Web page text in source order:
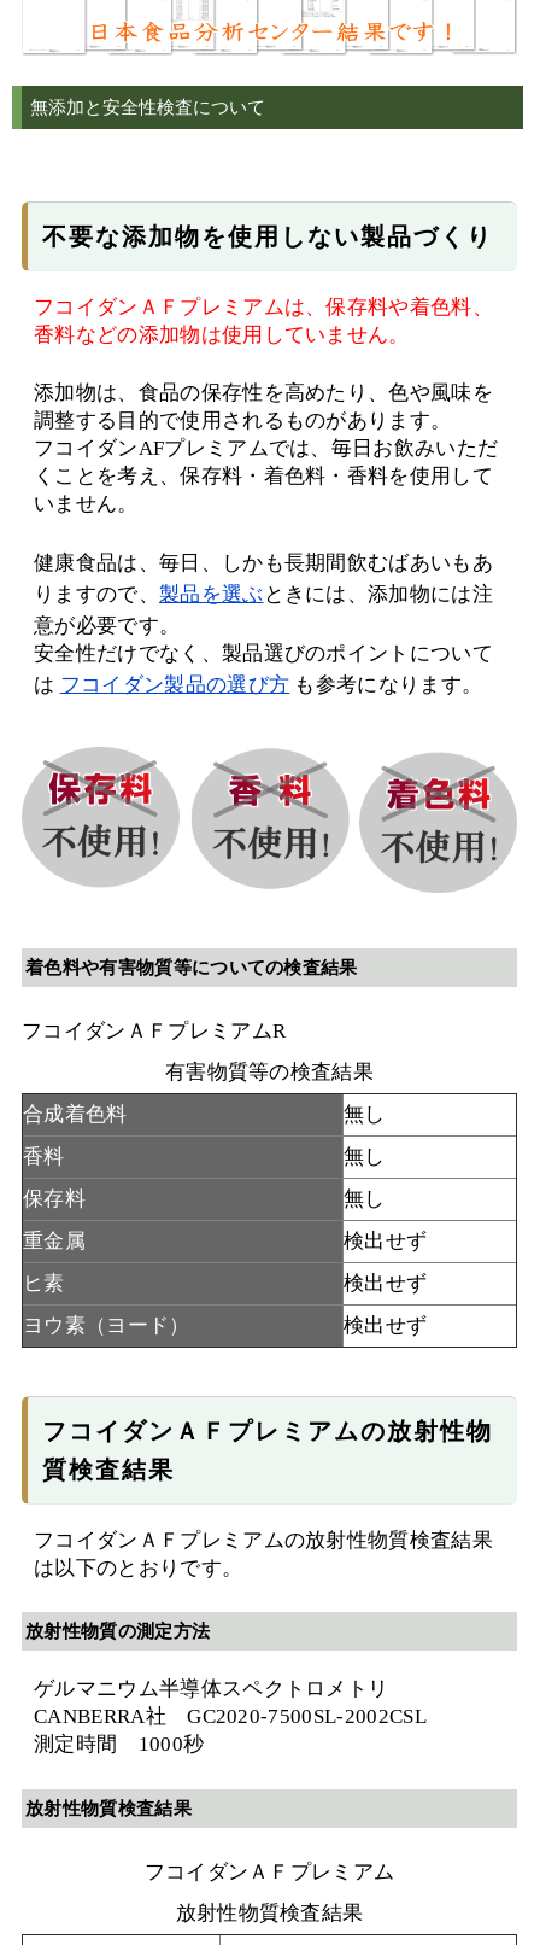
無添加と安全性検査について
不要な添加物を使用しない製品づくり
フコイダンＡＦプレミアムは、保存料や着色料、
香料などの添加物は使用していません。
添加物は、食品の保存性を高めたり、色や風味を
調整する目的で使用されるものがあります。
フコイダンAFプレミアムでは、毎日お飲みいただ
くことを考え、保存料・着色料・香料を使用して
いません。
健康食品は、毎日、しかも長期間飲むばあいもあ
りますので、 製品を選ぶ ときには、添加物には注
意が必要です。
安全性だけでなく、製品選びのポイントについて
は フコイダン製品の選び方 も参考になります。
着色料や有害物質等についての検査結果
フコイダンＡＦプレミアムR
有害物質等の検査結果
合成着色料
無し
香料
無し
保存料
無し
重金属
検出せず
ヒ素
検出せず
ヨウ素（ヨード）
検出せず
フコイダンＡＦプレミアムの放射性物
質検査結果
フコイダンＡＦプレミアムの放射性物質検査結果
は以下のとおりです。
放射性物質の測定方法
ゲルマニウム半導体スペクトロメトリ
CANBERRA社 GC2020-7500SL-2002CSL
測定時間 1000秒
放射性物質検査結果
フコイダンＡＦプレミアム
放射性物質検査結果